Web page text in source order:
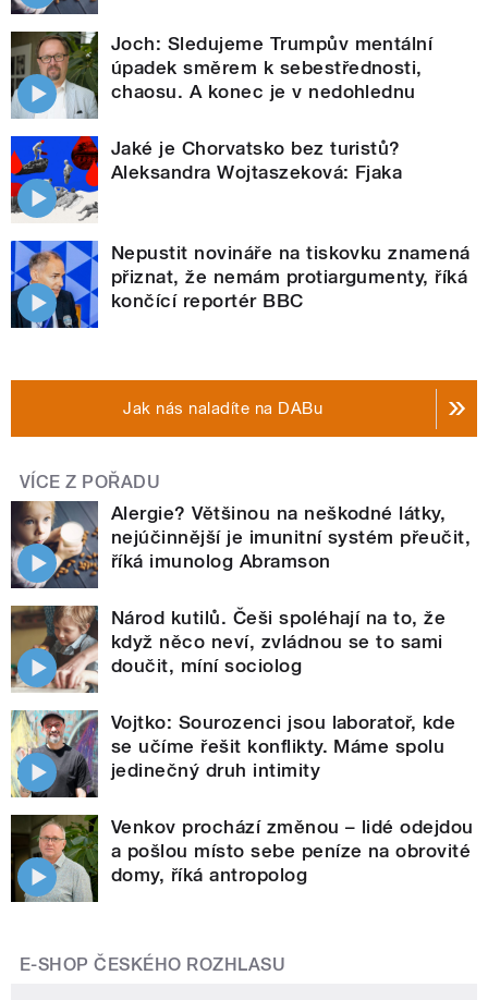
Joch: Sledujeme Trumpův mentální
úpadek směrem k sebestřednosti,
chaosu. A konec je v nedohlednu
Jaké je Chorvatsko bez turistů?
Aleksandra Wojtaszeková: Fjaka
Nepustit novináře na tiskovku znamená
přiznat, že nemám protiargumenty, říká
končící reportér BBC
Jak nás naladíte na DABu
VÍCE Z POŘADU
Alergie? Většinou na neškodné látky,
nejúčinnější je imunitní systém přeučit,
říká imunolog Abramson
Národ kutilů. Češi spoléhají na to, že
když něco neví, zvládnou se to sami
doučit, míní sociolog
Vojtko: Sourozenci jsou laboratoř, kde
se učíme řešit konflikty. Máme spolu
jedinečný druh intimity
Venkov prochází změnou – lidé odejdou
a pošlou místo sebe peníze na obrovité
domy, říká antropolog
E-SHOP ČESKÉHO ROZHLASU